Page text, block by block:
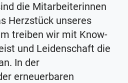
die Mitarbeiterinnen
Herzstück unseres
treiben wir mit Know-
und Leidenschaft die
In der
erneuerbaren